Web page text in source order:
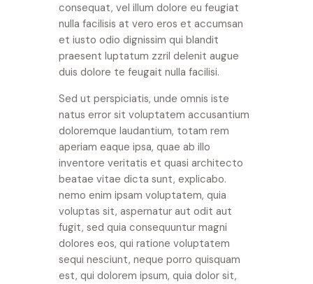
consequat, vel illum dolore eu feugiat
nulla facilisis at vero eros et accumsan
et iusto odio dignissim qui blandit
praesent luptatum zzril delenit augue
duis dolore te feugait nulla facilisi.
Sed ut perspiciatis, unde omnis iste
natus error sit voluptatem accusantium
doloremque laudantium, totam rem
aperiam eaque ipsa, quae ab illo
inventore veritatis et quasi architecto
beatae vitae dicta sunt, explicabo.
nemo enim ipsam voluptatem, quia
voluptas sit, aspernatur aut odit aut
fugit, sed quia consequuntur magni
dolores eos, qui ratione voluptatem
sequi nesciunt, neque porro quisquam
est, qui dolorem ipsum, quia dolor sit,